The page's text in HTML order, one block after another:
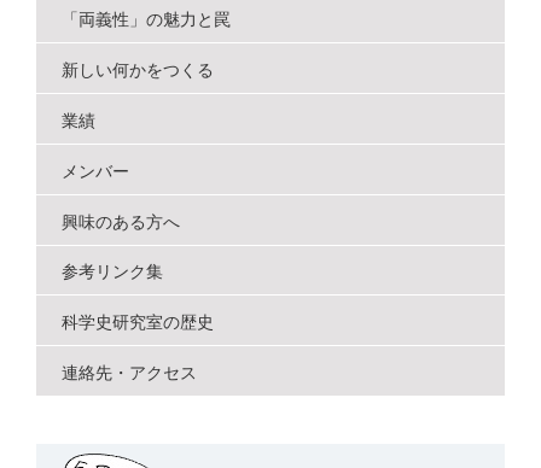
ン
「両義性」の魅力と罠
新しい何かをつくる
業績
メンバー
興味のある方へ
参考リンク集
科学史研究室の歴史
連絡先・アクセス